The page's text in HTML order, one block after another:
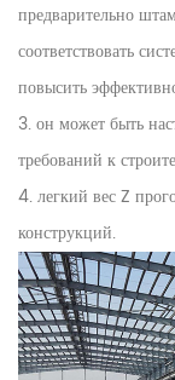
предварительно
соответствовать
повысить
3. он может быть
требований к
4. легкий вес Z
конструкций.